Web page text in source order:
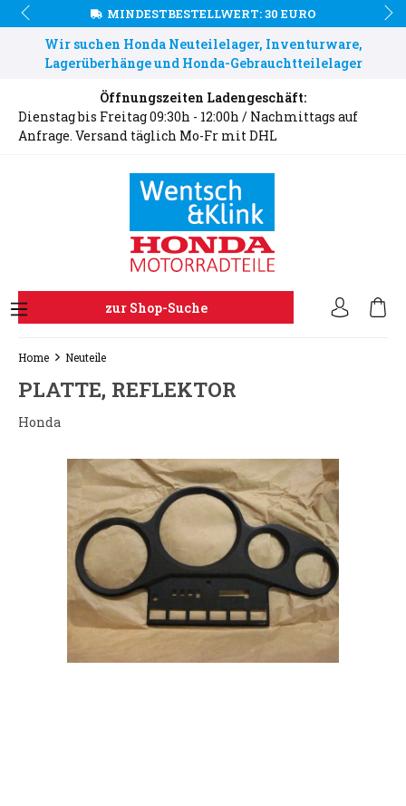
MINDESTBESTELLWERT: 30 EURO
Wir suchen Honda Neuteilelager, Inventurware,
Lagerüberhänge und Honda-Gebrauchtteilelager
Öffnungszeiten Ladengeschäft:
Dienstag bis Freitag 09:30h - 12:00h / Nachmittags auf
Anfrage. Versand täglich Mo-Fr mit DHL
zur Shop-Suche
Home Neuteile
PLATTE, REFLEKTOR
Honda